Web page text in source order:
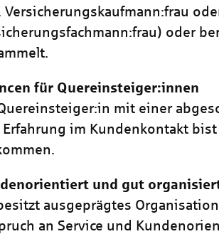
Versicherungskaufmann:frau
oder
für Quereinsteiger:innen
mit einer
im Kundenkontakt
und gut
ausgeprägtes
an Service und